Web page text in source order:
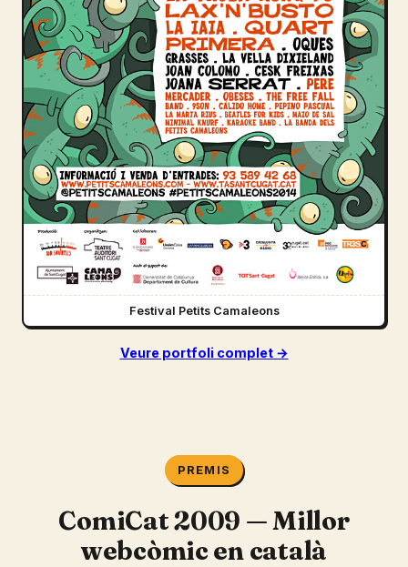
Festival Petits Camaleons
Veure portfoli complet →
PREMIS
ComiCat 2009 — Millor
webcòmic en català